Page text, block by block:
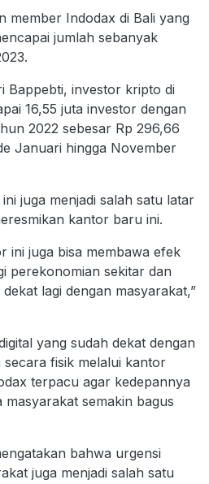
member Indodax di Bali yang
jumlah sebanyak
Bappebti, investor kripto di
16,55 juta investor dengan
2022 sebesar Rp 296,66
Januari hingga November
juga menjadi salah satu latar
kantor baru ini.
ini juga bisa membawa efek
perekonomian sekitar dan
lagi dengan masyarakat,”
yang sudah dekat dengan
secara fisik melalui kantor
terpacu agar kedepannya
masyarakat semakin bagus
bahwa urgensi
juga menjadi salah satu